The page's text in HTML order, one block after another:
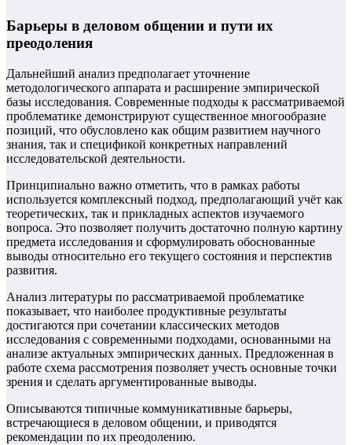
Барьеры в деловом общении и пути их
преодоления
Дальнейший анализ предполагает уточнение
методологического аппарата и расширение эмпирической
базы исследования. Современные подходы к рассматриваемой
проблематике демонстрируют существенное многообразие
позиций, что обусловлено как общим развитием научного
знания, так и спецификой конкретных направлений
исследовательской деятельности.
Принципиально важно отметить, что в рамках работы
используется комплексный подход, предполагающий учёт как
теоретических, так и прикладных аспектов изучаемого
вопроса. Это позволяет получить достаточно полную картину
предмета исследования и сформулировать обоснованные
выводы относительно его текущего состояния и перспектив
развития.
Анализ литературы по рассматриваемой проблематике
показывает, что наиболее продуктивные результаты
достигаются при сочетании классических методов
исследования с современными подходами, основанными на
анализе актуальных эмпирических данных. Предложенная в
работе схема рассмотрения позволяет учесть основные точки
зрения и сделать аргументированные выводы.
Описываются типичные коммуникативные барьеры,
встречающиеся в деловом общении, и приводятся
рекомендации по их преодолению.